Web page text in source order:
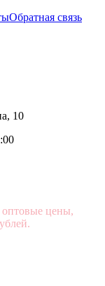
Обратная связь
10
оптовые цены,